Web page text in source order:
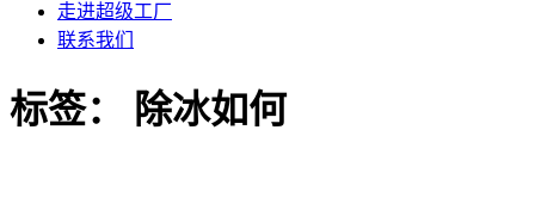
走进超级工厂
联系我们
标签： 除冰如何